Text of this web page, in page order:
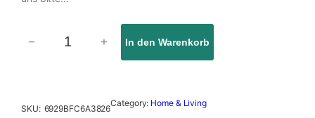
p
− + In den Warenkorb
SKU: 6929BFC6A3826
Category: Home & Living